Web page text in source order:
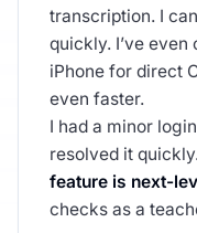
transcription. I
quickly. I’ve
iPhone for direct
even faster.
I had a minor
resolved it quickly.
feature is next-
checks as a